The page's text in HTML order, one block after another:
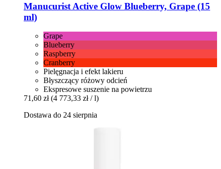
Manucurist Active Glow Blueberry, Grape (15
ml)
Grape
Blueberry
Raspberry
Cranberry
Pielęgnacja i efekt lakieru
Błyszczący różowy odcień
Ekspresowe suszenie na powietrzu
71,60 zł (4 773,33 zł / l)
Dostawa do 24 sierpnia